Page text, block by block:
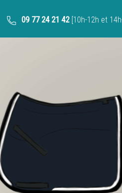
09 77 24 21 42 [10h-12h et